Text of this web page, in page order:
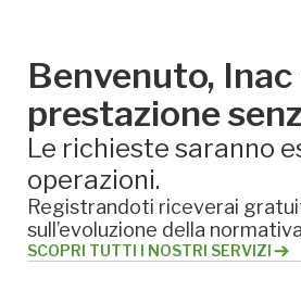
Benvenuto,
prestazione
Le richieste saranno
operazioni.
Registrandoti riceverai
sull’evoluzione della
SCOPRI TUTTI I NOSTRI SERVIZI